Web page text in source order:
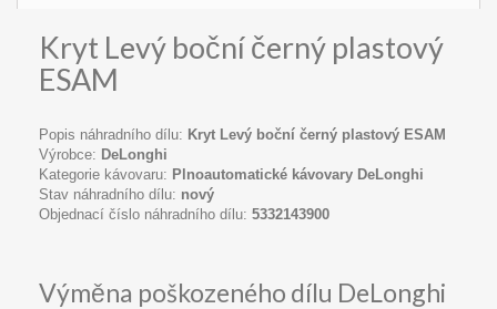
Kryt Levý boční černý plastový
ESAM
Popis náhradního dílu: Kryt Levý boční černý plastový ESAM
Výrobce: DeLonghi
Kategorie kávovaru: Plnoautomatické kávovary DeLonghi
Stav náhradního dílu: nový
Objednací číslo náhradního dílu: 5332143900
Výměna poškozeného dílu DeLonghi